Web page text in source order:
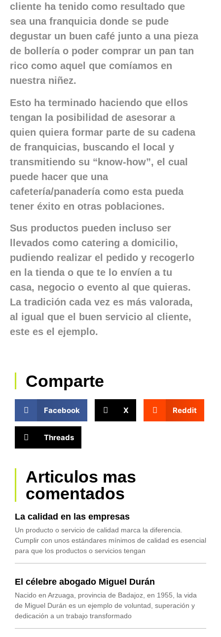
cliente ha tenido como resultado que
sea una franquicia donde se pude
degustar un buen café junto a una pieza
de bollería o poder comprar un pan tan
rico como aquel que comíamos en
nuestra niñez.
Esto ha terminado haciendo que ellos
tengan la posibilidad de asesorar a
quien quiera formar parte de su cadena
de franquicias, buscando el local y
transmitiendo su “know-how”, el cual
puede hacer que una
cafetería/panadería como esta pueda
tener éxito en otras poblaciones.
Sus productos pueden incluso ser
llevados como catering a domicilio,
pudiendo realizar el pedido y recogerlo
en la tienda o que te lo envíen a tu
casa, negocio o evento al que quieras.
La tradición cada vez es más valorada,
al igual que el buen servicio al cliente,
este es el ejemplo.
Comparte
Facebook X Reddit
Threads
Articulos mas
comentados
La calidad en las empresas
Un producto o servicio de calidad marca la diferencia.
Cumplir con unos estándares mínimos de calidad es esencial
para que los productos o servicios tengan
El célebre abogado Miguel Durán
Nacido en Arzuaga, provincia de Badajoz, en 1955, la vida
de Miguel Durán es un ejemplo de voluntad, superación y
dedicación a un trabajo transformado